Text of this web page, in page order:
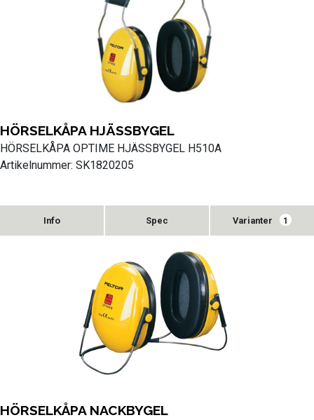
HÖRSELKÅPA HJÄSSBYGEL
HÖRSELKÅPA OPTIME HJÄSSBYGEL H510A
Artikelnummer: SK1820205
Varianter 1
HÖRSELKÅPA NACKBYGEL